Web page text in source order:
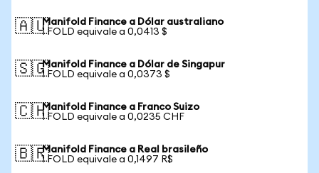
🇦🇺Manifold Finance a Dólar australiano
1 FOLD equivale a 0,0413 $
🇸🇬Manifold Finance a Dólar de Singapur
1 FOLD equivale a 0,0373 $
🇨🇭Manifold Finance a Franco Suizo
1 FOLD equivale a 0,0235 CHF
🇧🇷Manifold Finance a Real brasileño
1 FOLD equivale a 0,1497 R$